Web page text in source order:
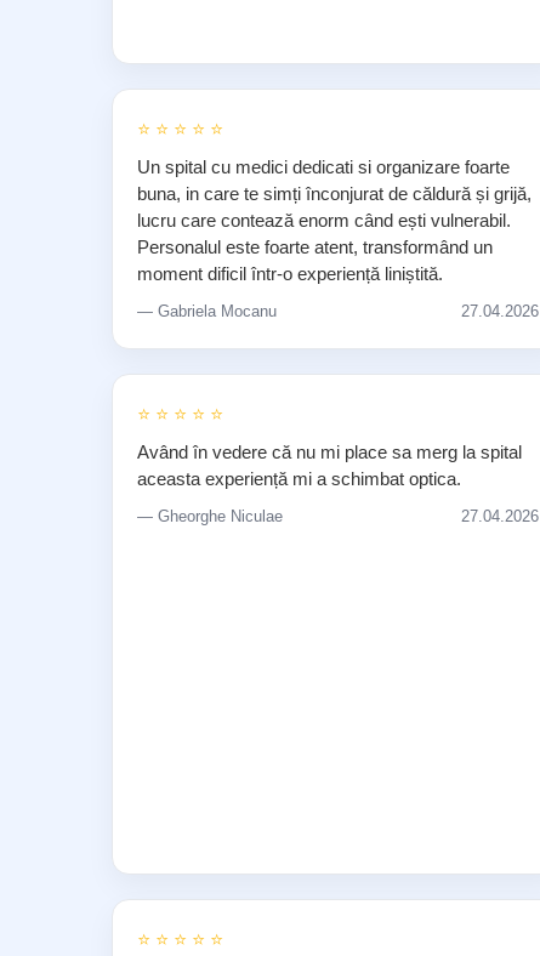
⭐ ⭐ ⭐ ⭐ ⭐
Un spital cu medici dedicati si organizare foarte
buna, in care te simți înconjurat de căldură și grijă,
lucru care contează enorm când ești vulnerabil.
Personalul este foarte atent, transformând un
moment dificil într-o experiență liniștită.
— Gabriela Mocanu 27.04.2026
⭐ ⭐ ⭐ ⭐ ⭐
Având în vedere că nu mi place sa merg la spital
aceasta experiență mi a schimbat optica.
— Gheorghe Niculae 27.04.2026
⭐ ⭐ ⭐ ⭐ ⭐